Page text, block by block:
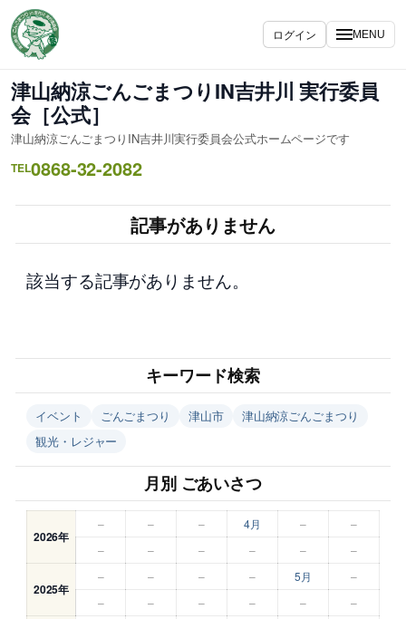
容
を
ス
キ
ッ
プ
ログイン MENU
津山納涼ごんごまつりIN吉井川 実行委員
会［公式］
津山納涼ごんごまつりIN吉井川実行委員会公式ホームページです
TEL0868-32-2082
記事がありません
該当する記事がありません。
キーワード検索
イベント ごんごまつり 津山市
津山納涼ごんごまつり
観光・レジャー
月別 ごあいさつ
2026年
– – – 4月 –
–
–
– – – – –
2025年
– – – – 5月
–
–
– – – – –